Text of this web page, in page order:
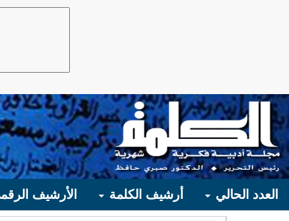
العدد الحالي أرشيف الكلمة الأرشيف